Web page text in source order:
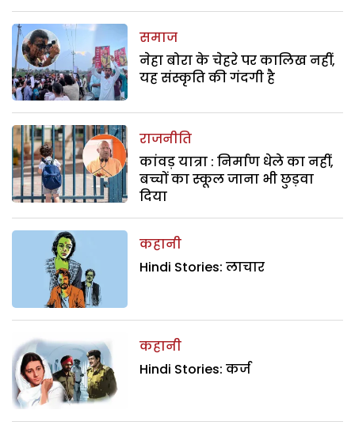
समाज
नेहा बोरा के चेहरे पर कालिख नहीं,
यह संस्कृति की गंदगी है
राजनीति
कांवड़ यात्रा : निर्माण धेले का नहीं,
बच्चों का स्कूल जाना भी छुड़वा
दिया
कहानी
Hindi Stories: लाचार
कहानी
Hindi Stories: कर्ज